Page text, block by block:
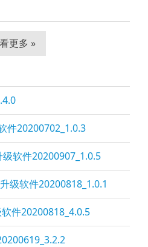
更多 »
件20200702_1.0.3
软件20200907_1.0.5
级软件20200818_1.0.1
件20200818_4.0.5